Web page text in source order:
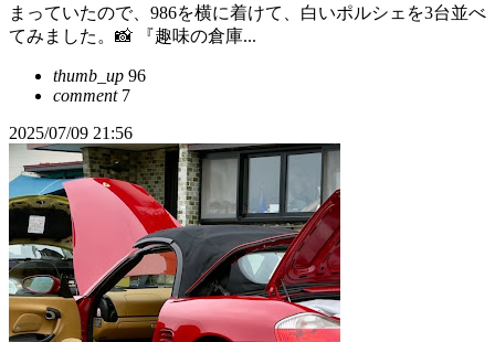
まっていたので、986を横に着けて、白いポルシェを3台並べ
てみました。📸 『趣味の倉庫...
thumb_up 96
comment7
2025/07/09 21:56